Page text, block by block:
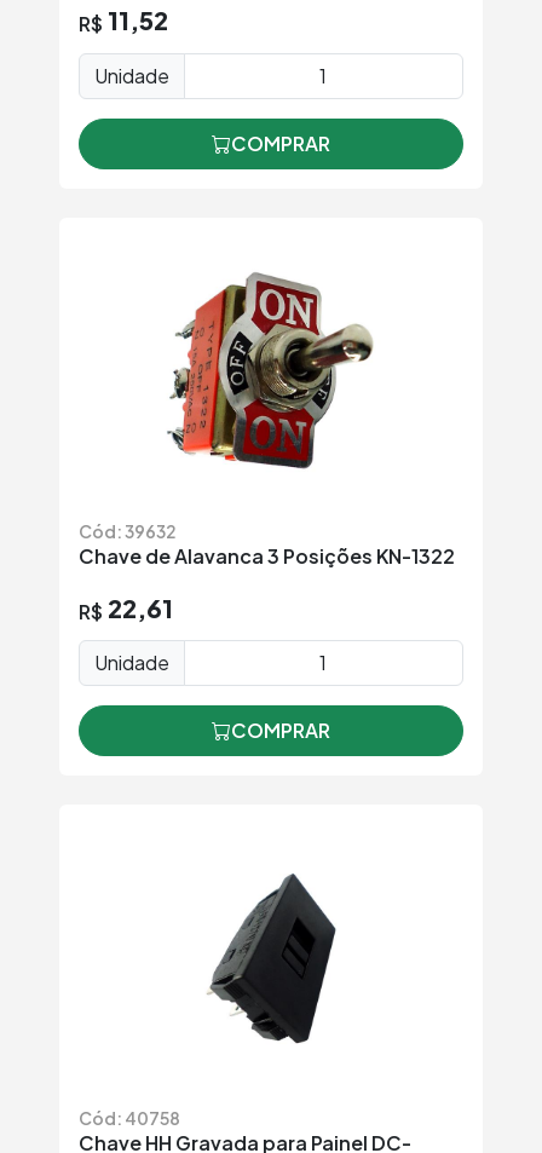
R$ 11,52
Unidade
COMPRAR
Cód: 39632
Chave de Alavanca 3 Posições KN-1322
R$ 22,61
Unidade
COMPRAR
Cód: 40758
Chave HH Gravada para Painel DC-